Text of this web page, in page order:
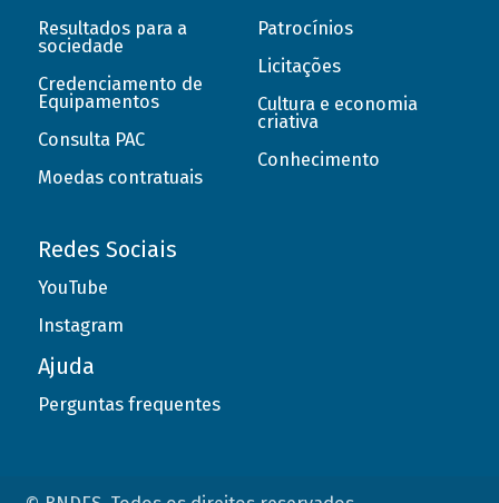
Resultados para a
sociedade
Credenciamento de
Equipamentos
Consulta PAC
Moedas contratuais
Patrocínios
Licitações
Cultura e economia
criativa
Conhecimento
Redes Sociais
YouTube
Instagram
Ajuda
Perguntas frequentes